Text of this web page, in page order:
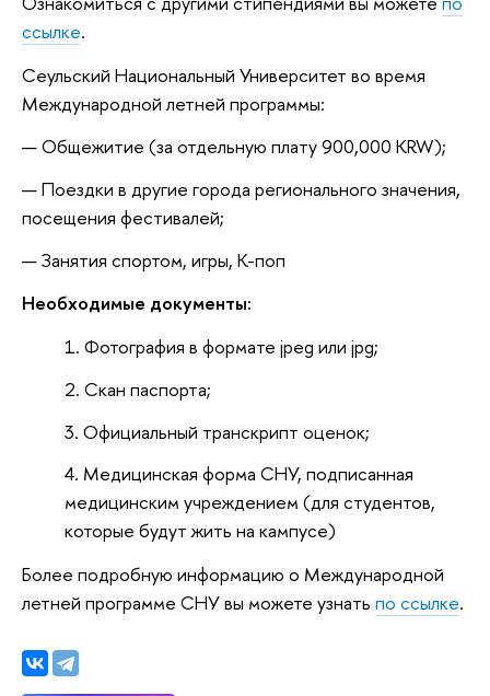
ссылке.
Сеульский Национальный Университет во время
Международной летней программы:
Общежитие (за отдельную плату 900,000 KRW);
Поездки в другие города регионального значения,
посещения фестивалей;
Занятия спортом, игры, К-поп
Необходимые документы:
Фотография в формате jpeg или jpg;
Скан паспорта;
Официальный транскрипт оценок;
Медицинская форма СНУ, подписанная
медицинским учреждением (для студентов,
которые будут жить на кампусе)
Более подробную информацию о Международной
летней программе СНУ вы можете узнать по ссылке.